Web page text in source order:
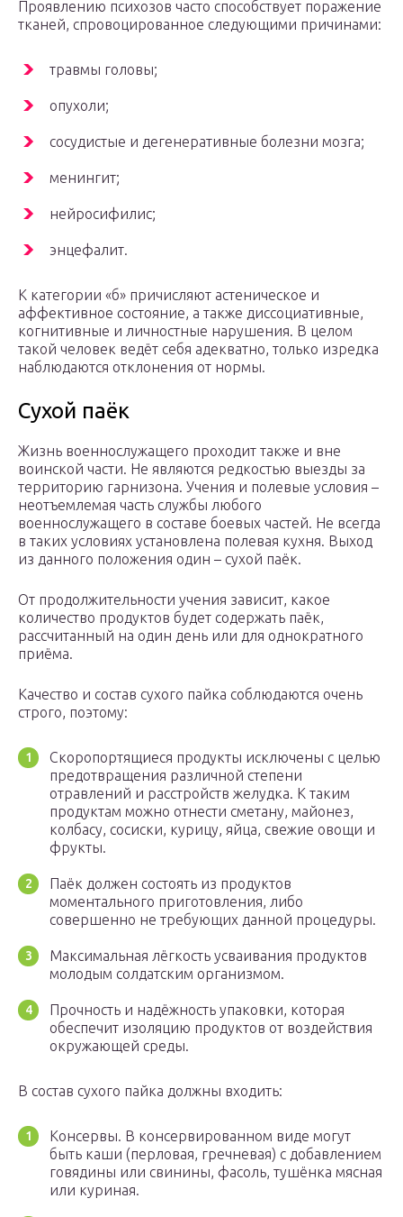
Проявлению психозов часто способствует поражение
тканей, спровоцированное следующими причинами:
травмы головы;
опухоли;
сосудистые и дегенеративные болезни мозга;
менингит;
нейросифилис;
энцефалит.
К категории «б» причисляют астеническое и
аффективное состояние, а также диссоциативные,
когнитивные и личностные нарушения. В целом
такой человек ведёт себя адекватно, только изредка
наблюдаются отклонения от нормы.
Сухой паёк
Жизнь военнослужащего проходит также и вне
воинской части. Не являются редкостью выезды за
территорию гарнизона. Учения и полевые условия –
неотъемлемая часть службы любого
военнослужащего в составе боевых частей. Не всегда
в таких условиях установлена полевая кухня. Выход
из данного положения один – сухой паёк.
От продолжительности учения зависит, какое
количество продуктов будет содержать паёк,
рассчитанный на один день или для однократного
приёма.
Качество и состав сухого пайка соблюдаются очень
строго, поэтому:
Скоропортящиеся продукты исключены с целью
предотвращения различной степени
отравлений и расстройств желудка. К таким
продуктам можно отнести сметану, майонез,
колбасу, сосиски, курицу, яйца, свежие овощи и
фрукты.
Паёк должен состоять из продуктов
моментального приготовления, либо
совершенно не требующих данной процедуры.
Максимальная лёгкость усваивания продуктов
молодым солдатским организмом.
Прочность и надёжность упаковки, которая
обеспечит изоляцию продуктов от воздействия
окружающей среды.
В состав сухого пайка должны входить:
Консервы. В консервированном виде могут
быть каши (перловая, гречневая) с добавлением
говядины или свинины, фасоль, тушёнка мясная
или куриная.